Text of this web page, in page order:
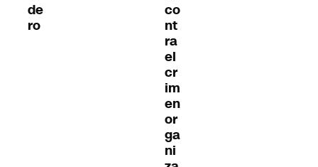
de
ro
co
nt
ra
el
cr
im
en
or
ga
ni